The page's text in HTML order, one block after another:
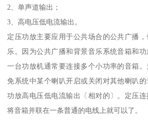
2、单声道输出；
3、高电压低电流输出。
定压功放主要应用于公共场合的公共广播
乐。因为公共广播和背景音乐系统音箱和
一台功放机通常要连接多个小功率的音箱
免系统中某个喇叭开启或关闭对其他喇叭
功放高电压低电流输出〔相对的〕。定压
将音箱并联在一条普通的电线上就可以了。